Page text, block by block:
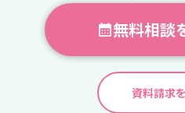
無料相談
資料請求